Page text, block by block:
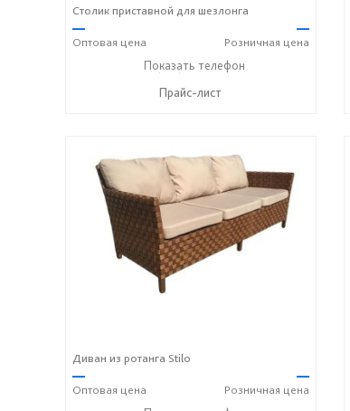
Столик приставной для шезлонга
—
Оптовая цена
—
Розничная цена
+7 (917) 600-15-16
Показать телефон
Прайс-лист
Диван из ротанга Stilo
—
Оптовая цена
—
Розничная цена